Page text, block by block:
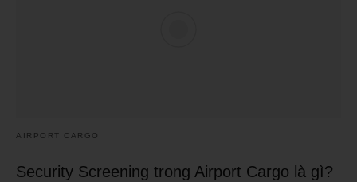
AIRPORT CARGO
Security Screening trong Airport Cargo là gì?